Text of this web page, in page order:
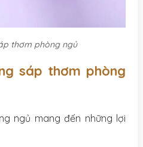
thơm phòng ngủ
sáp thơm phòng
ngủ mang đến những lợi